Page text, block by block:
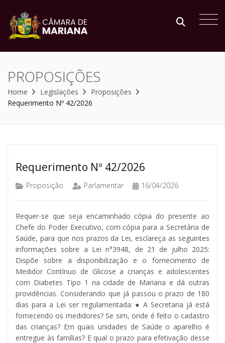
PROPOSIÇÕES
Home Legislações
Proposições
Requerimento Nº 42/2026
Requerimento Nº 42/2026
Proposição Parlamentar 16/04/2026
Requer-se que seja encaminhado cópia do presente ao
Chefe do Poder Executivo, com cópia para a Secretária de
Saúde, para que nos prazos da Lei, esclareça as seguintes
informações sobre a Lei n°3948, de 21 de julho 2025:
Dispõe sobre a disponibilização e o fornecimento de
Medidor Contínuo de Glicose a crianças e adolescentes
com Diabetes Tipo 1 na cidade de Mariana e dá outras
providências. Considerando que já passou o prazo de 180
dias para a Lei ser regulamentada: ● A Secretaria já está
fornecendo os medidores? Se sim, onde é feito o cadastro
das crianças? Em quais unidades de Saúde o aparelho é
entregue às famílias? E qual o prazo para efetivação desse